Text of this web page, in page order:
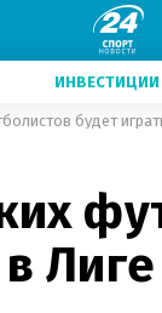
ИНВЕСТИЦИИ
будет
в